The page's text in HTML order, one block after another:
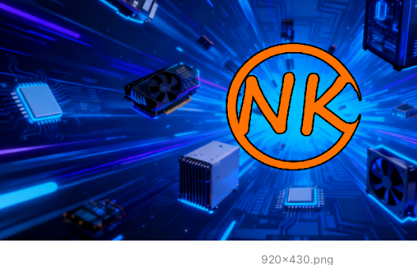
920x430.png